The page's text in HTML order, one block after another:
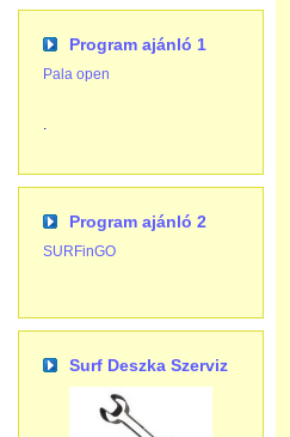
Program ajánló 1
Pala open
.
Program ajánló 2
SURFinGO
Surf Deszka Szerviz